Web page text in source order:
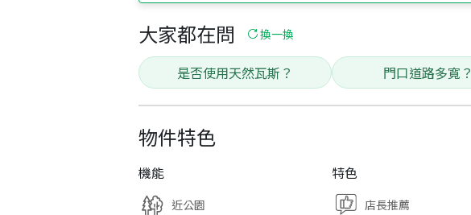
大家都在問 換一換
是否使用天然瓦斯？ 門口道路多寬？
物件特色
機能
近公園
特色
店長推薦